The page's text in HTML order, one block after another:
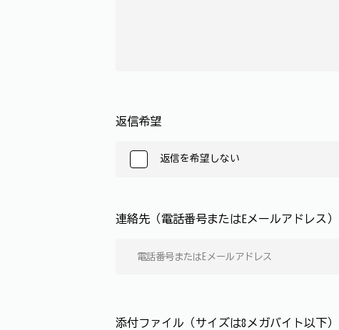
返信希望
返信を希望しない
連絡先（電話番号またはEメールアドレス）
添付ファイル（サイズは8メガバイト以下）